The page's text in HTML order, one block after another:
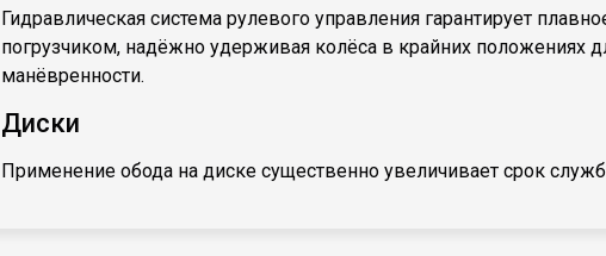
Гидравлическая система рулевого управления гарантирует
погрузчиком, надёжно удерживая колёса в крайних положениях
манёвренности.
Диски
Применение обода на диске существенно увеличивает срок